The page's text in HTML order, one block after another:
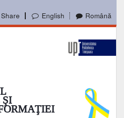
English Română
Share
ŞI